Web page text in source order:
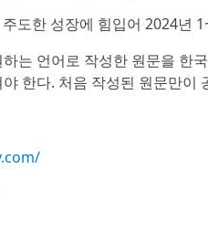
도한 성장에 힘입어 2024년
는 언어로 작성한 원문을 한
한다. 처음 작성된 원문만